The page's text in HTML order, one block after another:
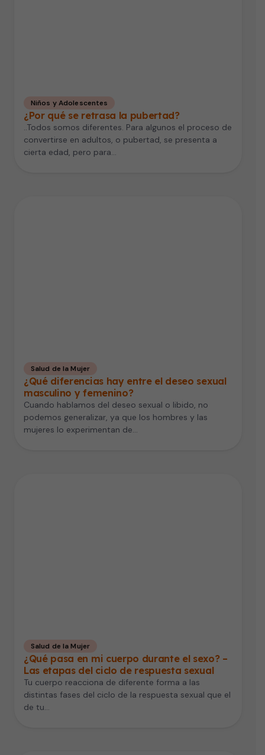
Niños y Adolescentes
¿Por qué se retrasa la pubertad?
..Todos somos diferentes. Para algunos el proceso de
convertirse en adultos, o pubertad, se presenta a
cierta edad, pero para…
Salud de la Mujer
¿Qué diferencias hay entre el deseo sexual
masculino y femenino?
Cuando hablamos del deseo sexual o libido, no
podemos generalizar, ya que los hombres y las
mujeres lo experimentan de…
Salud de la Mujer
¿Qué pasa en mi cuerpo durante el sexo? –
Las etapas del ciclo de respuesta sexual
Tu cuerpo reacciona de diferente forma a las
distintas fases del ciclo de la respuesta sexual que el
de tu…